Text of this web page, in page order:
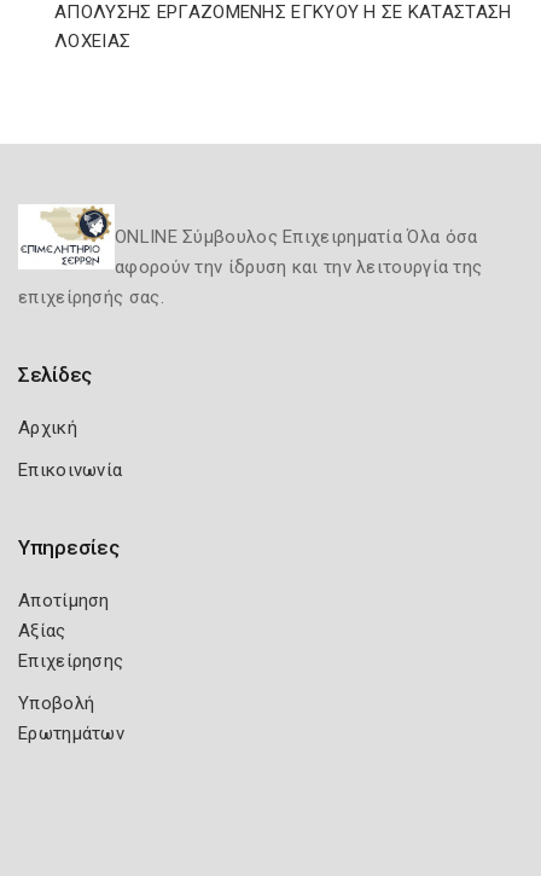
ΑΠΟΛΥΣΗΣ ΕΡΓΑΖΟΜΕΝΗΣ ΕΓΚΥΟΥ Η ΣΕ ΚΑΤΑΣΤΑΣΗ
ΛΟΧΕΙΑΣ
ONLINE Σύμβουλος Επιχειρηματία Όλα όσα
αφορούν την ίδρυση και την λειτουργία της
επιχείρησής σας.
Σελίδες
Αρχική
Επικοινωνία
Υπηρεσίες
Αποτίμηση
Αξίας
Επιχείρησης
Υποβολή
Ερωτημάτων